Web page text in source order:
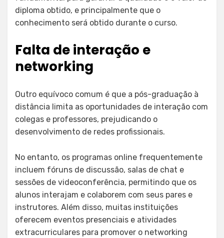
diploma obtido, e principalmente que o
conhecimento será obtido durante o curso.
Falta de interação e
networking
Outro equívoco comum é que a pós-graduação à
distância limita as oportunidades de interação com
colegas e professores, prejudicando o
desenvolvimento de redes profissionais.
No entanto, os programas online frequentemente
incluem fóruns de discussão, salas de chat e
sessões de videoconferência, permitindo que os
alunos interajam e colaborem com seus pares e
instrutores. Além disso, muitas instituições
oferecem eventos presenciais e atividades
extracurriculares para promover o networking